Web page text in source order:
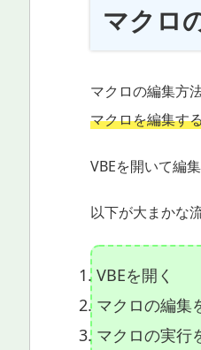
マクロ
マクロの編集方
マクロを編集す
VBEを開いて編
以下が大まかな
VBEを開く
マクロの編集
マクロの実行